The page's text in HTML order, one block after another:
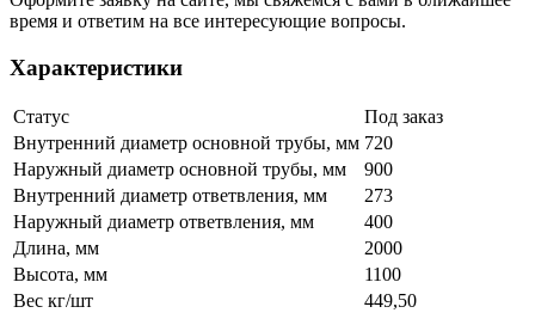
время и ответим на все интересующие вопросы.
Характеристики
Статус
Под заказ
Внутренний диаметр основной трубы, мм 720
Наружный диаметр основной трубы, мм
900
Внутренний диаметр ответвления, мм
273
Наружный диаметр ответвления, мм
400
Длина, мм
2000
Высота, мм
1100
Вес кг/шт
449,50